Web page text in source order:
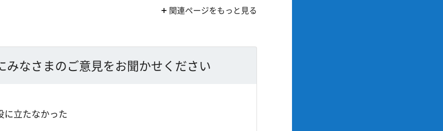
関連ページをもっと見る
なさまのご意見をお聞かせください
に立たなかった